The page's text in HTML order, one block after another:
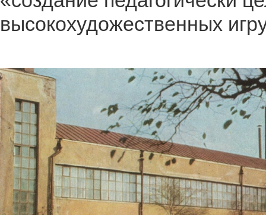
высокохудожественных